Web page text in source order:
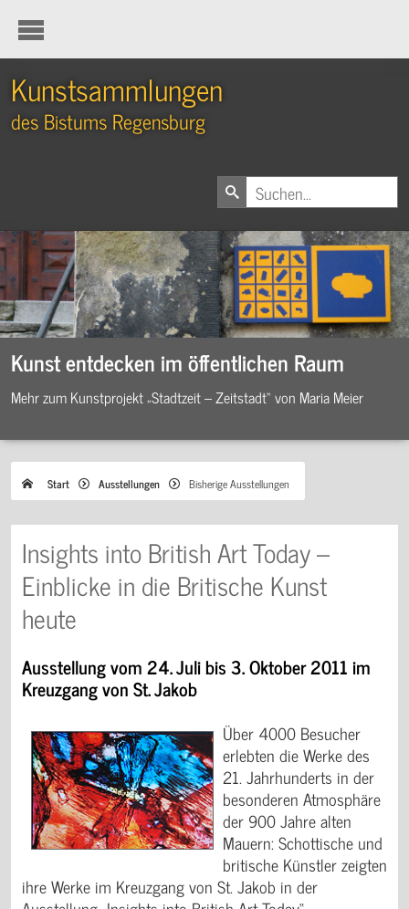
Kunstsammlungen
des Bistums Regensburg
Kunst entdecken im öffentlichen Raum
Mehr zum Kunstprojekt „Stadtzeit – Zeitstadt“ von Maria Meier
Start Ausstellungen Bisherige Ausstellungen
Insights into British Art Today –
Einblicke in die Britische Kunst
heute
Ausstellung vom 24. Juli bis 3. Oktober 2011 im
Kreuzgang von St. Jakob
Über 4000 Besucher
erlebten die Werke des
21. Jahrhunderts in der
besonderen Atmosphäre
der 900 Jahre alten
Mauern: Schottische und
britische Künstler zeigten
ihre Werke im Kreuzgang von St. Jakob in der